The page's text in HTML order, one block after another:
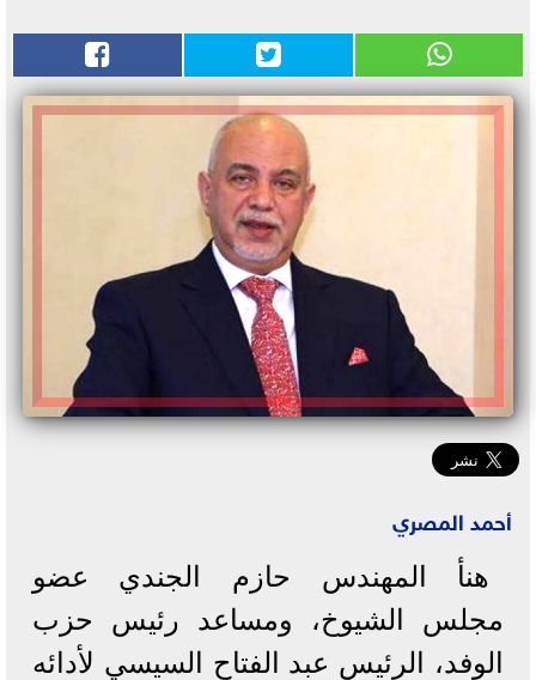
أحمد المصري
هنأ المهندس حازم الجندي عضو
مجلس الشيوخ، ومساعد رئيس حزب
الوفد، الرئيس عبد الفتاح السيسي لأدائه